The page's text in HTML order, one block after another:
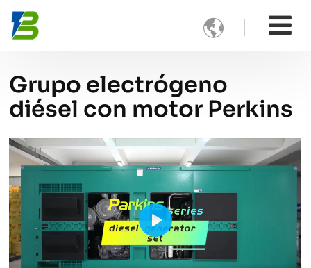

Grupo electrógeno
diésel con motor Perkins
Play